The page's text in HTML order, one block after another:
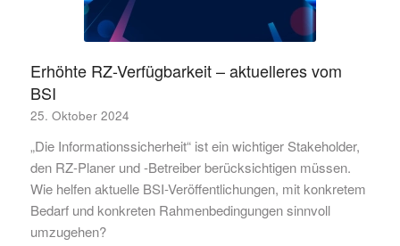
Erhöhte RZ-Verfügbarkeit – aktuelleres vom
BSI
25. Oktober 2024
„Die Informationssicherheit“ ist ein wichtiger Stakeholder,
den RZ-Planer und -Betreiber berücksichtigen müssen.
Wie helfen aktuelle BSI-Veröffentlichungen, mit konkretem
Bedarf und konkreten Rahmenbedingungen sinnvoll
umzugehen?